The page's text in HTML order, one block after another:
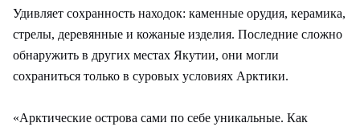
Удивляет сохранность находок: каменные орудия, керамика,
стрелы, деревянные и кожаные изделия. Последние сложно
обнаружить в других местах Якутии, они могли
сохраниться только в суровых условиях Арктики.
«Арктические острова сами по себе уникальные. Как